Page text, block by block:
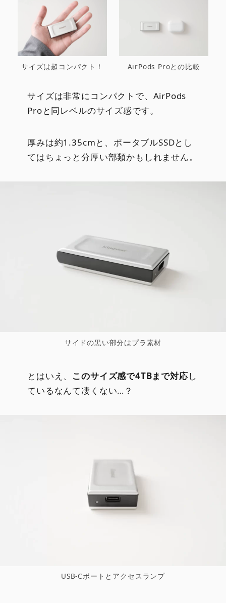
サイズは超コンパクト！ AirPods Proとの比較
サイズは非常にコンパクトで、AirPods
Proと同レベルのサイズ感です。
厚みは約1.35cmと、ポータブルSSDとし
てはちょっと分厚い部類かもしれません。
サイドの黒い部分はプラ素材
とはいえ、 このサイズ感で4TBまで対応し
ているなんて凄くない…？
USB-Cポートとアクセスランプ